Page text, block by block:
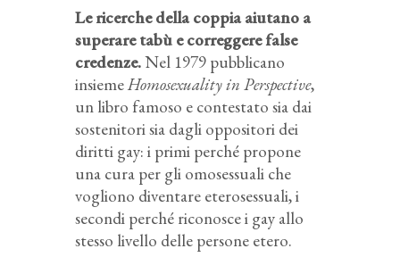
Le ricerche della coppia aiutano a
superare tabù e correggere false
credenze.Nel 1979 pubblicano
insiemeHomosexuality in Perspective,
un libro famoso e contestato sia dai
sostenitori sia dagli oppositori dei
diritti gay: i primi perché propone
una cura per gli omosessuali che
vogliono diventare eterosessuali, i
secondi perché riconosce i gay allo
stesso livello delle persone etero.